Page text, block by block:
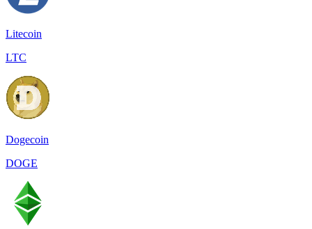
Litecoin
LTC
Dogecoin
DOGE